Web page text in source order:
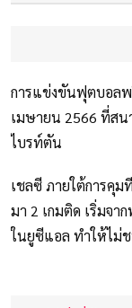
การแข่งขันฟุตบอลพ
เมษายน 2566 ที่ส
ไบรท์ตัน
เชลซี ภายใต้การคุ
มา 2 เกมติด เริ่มจา
ในยูซีแอล ทำให้ไม่